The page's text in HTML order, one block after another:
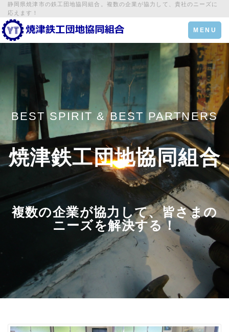
静岡県焼津市の鉄工団地協同組合。複数の企業が協力して、貴社のニーズに
応えます！
Toggle
navigation
MENU
BEST SPIRIT & BEST PARTNERS
焼津鉄工団地協同組合
複数の企業が協力して、皆さまの
ニーズを解決する！